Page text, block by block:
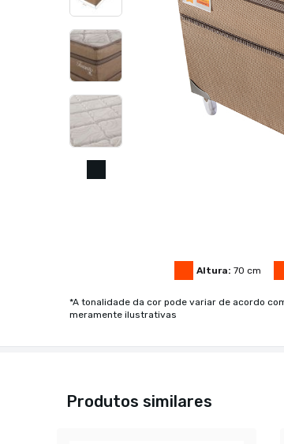
Altura: 70 cm
*A tonalidade da cor pode variar de acordo
meramente ilustrativas
Produtos similares